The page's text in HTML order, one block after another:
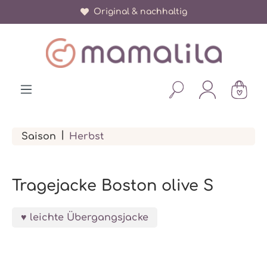
Original & nachhaltig
Saison Herbst
Tragejacke Boston olive S
leichte Übergangsjacke